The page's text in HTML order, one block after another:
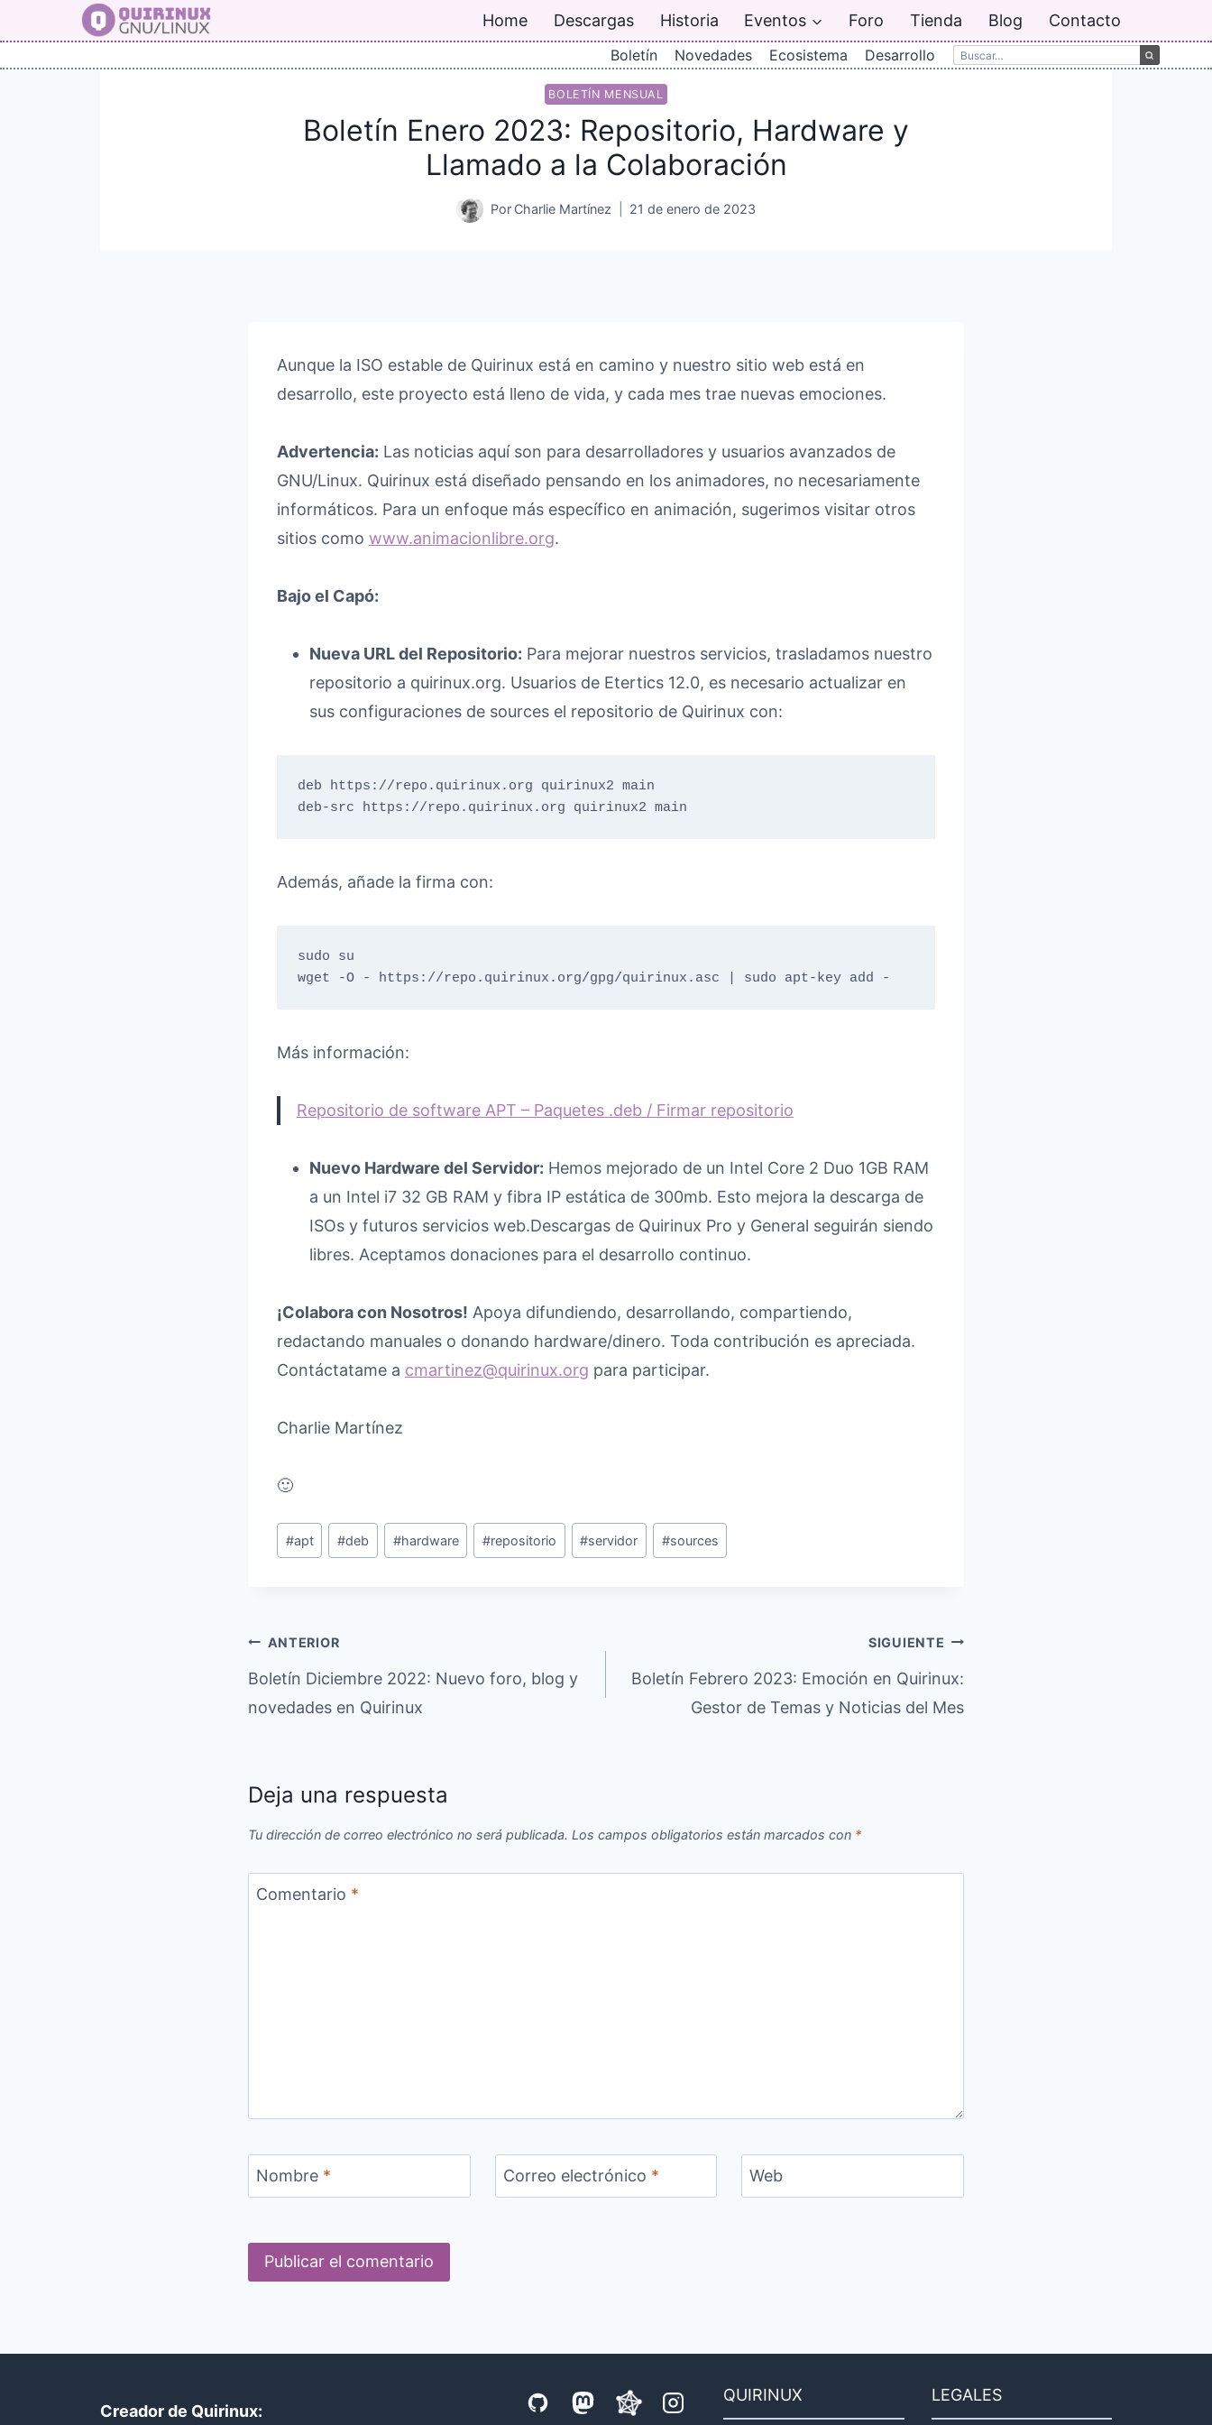
al
contenido
Home Descargas Historia Eventos Foro Tienda Blog Contacto
Boletín Novedades Ecosistema Desarrollo
BOLETÍN MENSUAL
Boletín Enero 2023: Repositorio, Hardware y
Llamado a la Colaboración
Por Charlie Martínez 21 de enero de 2023
Aunque la ISO estable de Quirinux está en camino y nuestro sitio web está en
desarrollo, este proyecto está lleno de vida, y cada mes trae nuevas emociones.
Advertencia: Las noticias aquí son para desarrolladores y usuarios avanzados de
GNU/Linux. Quirinux está diseñado pensando en los animadores, no necesariamente
informáticos. Para un enfoque más específico en animación, sugerimos visitar otros
sitios como www.animacionlibre.org.
Bajo el Capó:
Nueva URL del Repositorio: Para mejorar nuestros servicios, trasladamos nuestro
repositorio a quirinux.org. Usuarios de Etertics 12.0, es necesario actualizar en
sus configuraciones de sources el repositorio de Quirinux con:
deb https://repo.quirinux.org quirinux2 main
deb-src https://repo.quirinux.org quirinux2 main
Además, añade la firma con:
sudo su
wget -O - https://repo.quirinux.org/gpg/quirinux.asc | sudo apt-key add -
Más información:
Repositorio de software APT – Paquetes .deb / Firmar repositorio
Nuevo Hardware del Servidor: Hemos mejorado de un Intel Core 2 Duo 1GB RAM
a un Intel i7 32 GB RAM y fibra IP estática de 300mb. Esto mejora la descarga de
ISOs y futuros servicios web.Descargas de Quirinux Pro y General seguirán siendo
libres. Aceptamos donaciones para el desarrollo continuo.
¡Colabora con Nosotros! Apoya difundiendo, desarrollando, compartiendo,
redactando manuales o donando hardware/dinero. Toda contribución es apreciada.
Contáctatame a cmartinez@quirinux.org para participar.
Charlie Martínez
🙂
Etiquetas
de
#apt #deb #hardware #repositorio #servidor #sources
Navegación
de
ANTERIOR
Boletín Diciembre 2022: Nuevo foro, blog y
novedades en Quirinux
SIGUIENTE
Boletín Febrero 2023: Emoción en Quirinux:
Gestor de Temas y Noticias del Mes
Deja una respuesta
Tu dirección de correo electrónico no será publicada. Los campos obligatorios están marcados con *
Comentario *
Nombre * Correo electrónico * Web
Creador de Quirinux:
QUIRINUX LEGALES